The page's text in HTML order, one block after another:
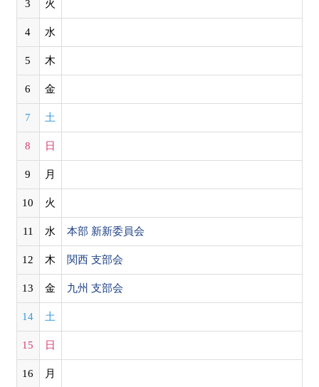
3 火
4 水
5 木
6 金
7 土
8 日
9 月
10 火
11 水 本部 新新委員会
12 木 関西 支部会
13 金 九州 支部会
14 土
15 日
16 月